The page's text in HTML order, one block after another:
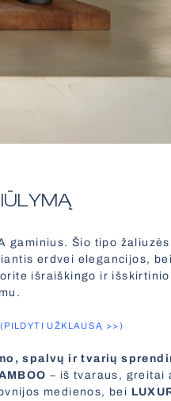
gaminius. Šio tipo
erdvei elegancijos,
išraiškingo ir išskirtinio
(PILDYTI UŽKLAUSĄ >>)
spalvų ir tvarių
– iš tvaraus, greitai
medienos, bei